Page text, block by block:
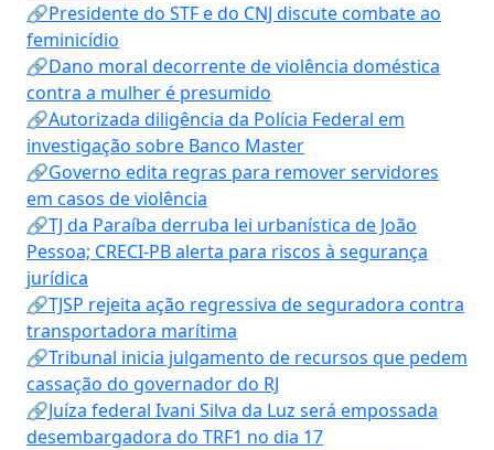
🔗Presidente do STF e do CNJ discute combate ao
feminicídio
🔗Dano moral decorrente de violência doméstica
contra a mulher é presumido
🔗Autorizada diligência da Polícia Federal em
investigação sobre Banco Master
🔗Governo edita regras para remover servidores
em casos de violência
🔗TJ da Paraíba derruba lei urbanística de João
Pessoa; CRECI-PB alerta para riscos à segurança
jurídica
🔗TJSP rejeita ação regressiva de seguradora contra
transportadora marítima
🔗Tribunal inicia julgamento de recursos que pedem
cassação do governador do RJ
🔗Juíza federal Ivani Silva da Luz será empossada
desembargadora do TRF1 no dia 17